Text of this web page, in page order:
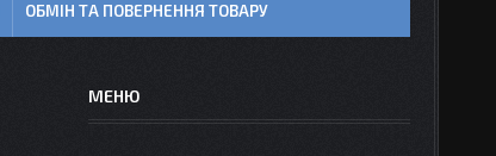
ОБМІН ТА ПОВЕРНЕННЯ ТОВАРУ